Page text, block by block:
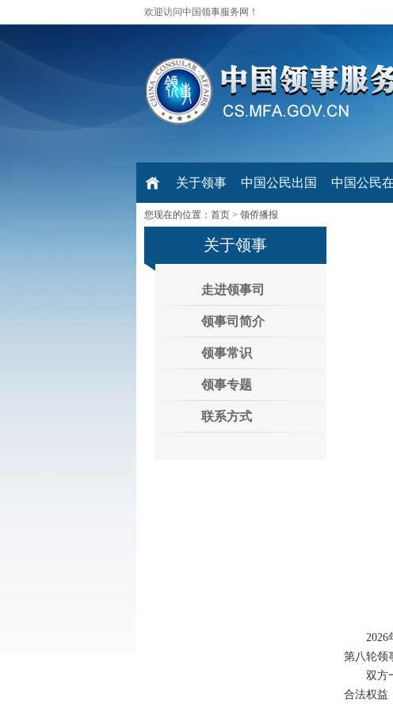
欢迎访问中国领事服务网！
关于领事 中国公民出国 中国公民
您现在的位置： 首页 > 领侨播报
关于领事
走进领事司
领事司简介
领事常识
领事专题
联系方式
第八轮领
双方
合法权益